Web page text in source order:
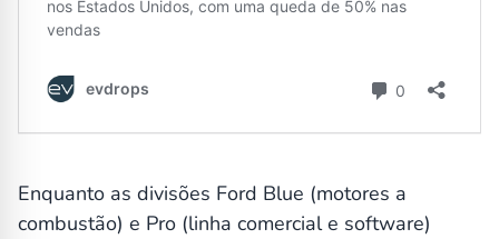
Enquanto as divisões Ford Blue (motores a
combustão) e Pro (linha comercial e software)